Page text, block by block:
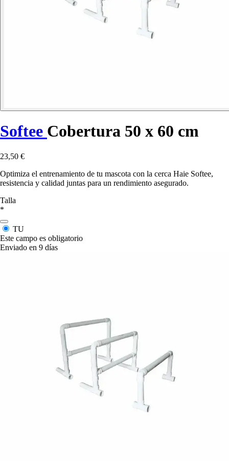
Softee Cobertura 50 x 60 cm
23,50 €
Optimiza el entrenamiento de tu mascota con la cerca Haie Softee,
resistencia y calidad juntas para un rendimiento asegurado.
Talla
*
TU
Este campo es obligatorio
Enviado en 9 días